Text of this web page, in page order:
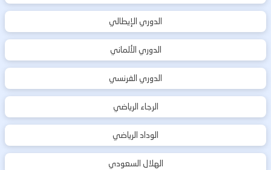
الدوري الإيطالي
الدوري الألماني
الدوري الفرنسي
الرجاء الرياضي
الوداد الرياضي
الهلال السعودي